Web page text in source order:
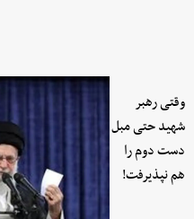
وقتی رهبر
شهید حتی مبل
دست دوم را
هم نپذیرفت!